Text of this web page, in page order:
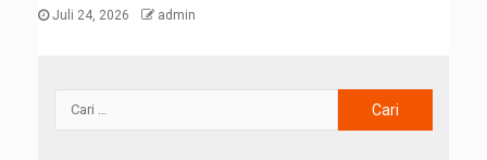
Juli 24, 2026 admin